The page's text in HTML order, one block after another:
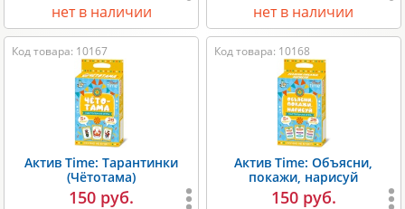
нет в наличии нет в наличии
Код товара: 10167
Актив Time: Тарантинки
(Чётотама)
150 руб.
Код товара: 10168
Актив Time: Объясни,
покажи, нарисуй
150 руб.